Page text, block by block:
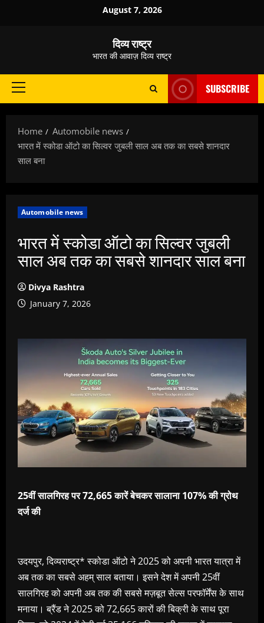
August 7, 2026
दिव्य राष्ट्र
भारत की आवाज़ दिव्य राष्ट्र
Primary
SUBSCRIBE
Home
Automobile news
भारत में स्कोडा ऑटो का सिल्वर जुबली साल अब तक का सबसे शानदार
साल बना
Automobile news
भारत में स्कोडा ऑटो का सिल्वर जुबली
साल अब तक का सबसे शानदार साल बना
Divya Rashtra
January 7, 2026
25वीं सालगिरह पर 72,665 कारें बेचकर सालाना 107% की ग्रोथ
दर्ज की
उदयपुर, दिव्यराष्ट्र* स्कोडा ऑटो ने 2025 को अपनी भारत यात्रा में
अब तक का सबसे अहम् साल बताया। इसने देश में अपनी 25वीं
सालगिरह को अपनी अब तक की सबसे मज़बूत सेल्स परफॉर्मेंस के साथ
मनाया। ब्रैंड ने 2025 को 72,665 कारों की बिक्री के साथ पूरा